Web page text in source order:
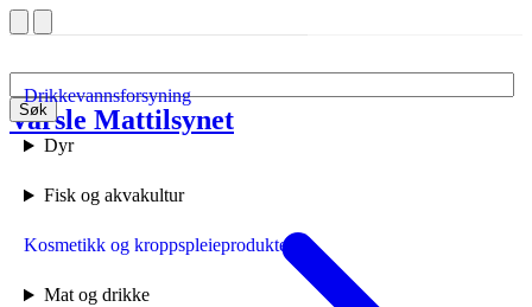
Søk
Drikkevannsforsyning
Dyr
Fisk og akvakultur
Kosmetikk og kroppspleieprodukter
Mat og drikke
Forside
Varsle Mattilsynet